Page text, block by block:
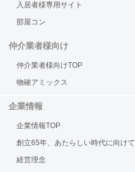
入居者様専用サイト
部屋コン
仲介業者様向け
仲介業者様向けTOP
物確アミックス
企業情報
企業情報TOP
創立65年、あたらしい時代に向けて
経営理念